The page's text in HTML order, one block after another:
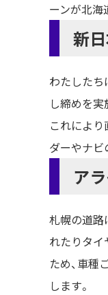
ーンが北海
新
わたしたち
し締めを
これによ
ダーやナビ
ア
札幌の道路
れたりタイ
ため、車種
します。